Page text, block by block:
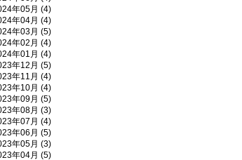
年05月 (4)
年04月 (4)
年03月 (5)
年02月 (4)
年01月 (4)
年12月 (5)
年11月 (4)
年10月 (4)
年09月 (5)
年08月 (3)
年07月 (4)
年06月 (5)
年05月 (3)
年04月 (5)